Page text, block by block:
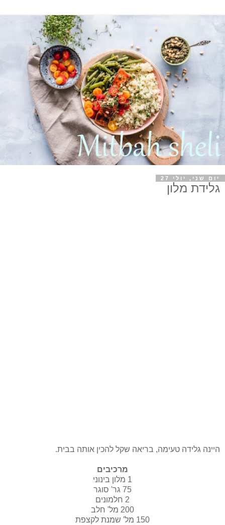
יום שני, יולי 27
גלידת מלון
היינה גלידה טעימה, בריאה שקל להכין אותה בבית.
מרכיבים
1 מלון בינוני
75 גר' סוגר
2 חלמונים
200 מל' חלב
150 מל' שמנת לקצפת